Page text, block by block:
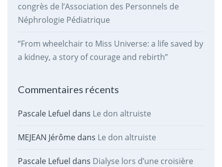
congrès de l’Association des Personnels de
Néphrologie Pédiatrique
“From wheelchair to Miss Universe: a life saved by
a kidney, a story of courage and rebirth”
Commentaires récents
Pascale Lefuel dans Le don altruiste
MEJEAN Jérômedans Le don altruiste
Pascale Lefuel dans Dialyse lors d’une croisière